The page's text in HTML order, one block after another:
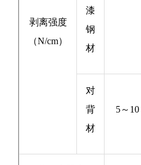
剥离强度
（N/cm）
漆
钢
材
对
背
材
5～10